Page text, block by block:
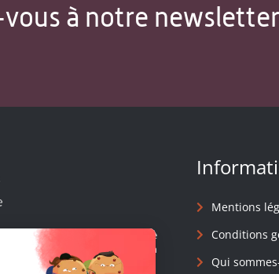
à notre newsletter
Maison Sciences de l'Homme
diffusion des connaissances en
Mentions
Conditions
Qui